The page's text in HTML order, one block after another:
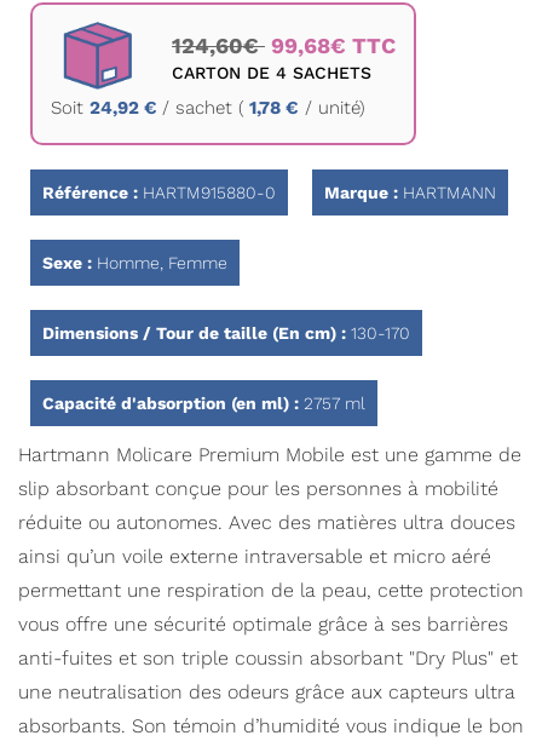
Passer
Galerie
124,60€ 99,68€ TTC
CARTON DE 4 SACHETS
Soit 24,92 € / sachet ( 1,78 € / unité)
Référence : HARTM915880-0 Marque : HARTMANN
Sexe : Homme, Femme
Dimensions / Tour de taille (En cm) : 130-170
Capacité d'absorption (en ml) : 2757 ml
Hartmann Molicare Premium Mobile est une gamme de
slip absorbant conçue pour les personnes à mobilité
réduite ou autonomes. Avec des matières ultra douces
ainsi qu’un voile externe intraversable et micro aéré
permettant une respiration de la peau, cette protection
vous offre une sécurité optimale grâce à ses barrières
anti-fuites et son triple coussin absorbant "Dry Plus" et
une neutralisation des odeurs grâce aux capteurs ultra
absorbants. Son témoin d’humidité vous indique le bon